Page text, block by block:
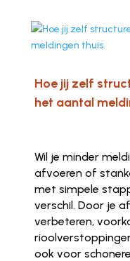
Hoe jij zelf
het aantal
Wil je minder
afvoeren of
met simpele
verschil. Door je
verbeteren,
ook voor